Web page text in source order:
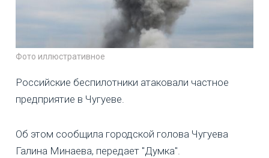
Фото иллюстративное
Российские беспилотники атаковали частное
предприятие в Чугуеве.
Об этом сообщила городской голова Чугуева
Галина Минаева, передает "Думка".